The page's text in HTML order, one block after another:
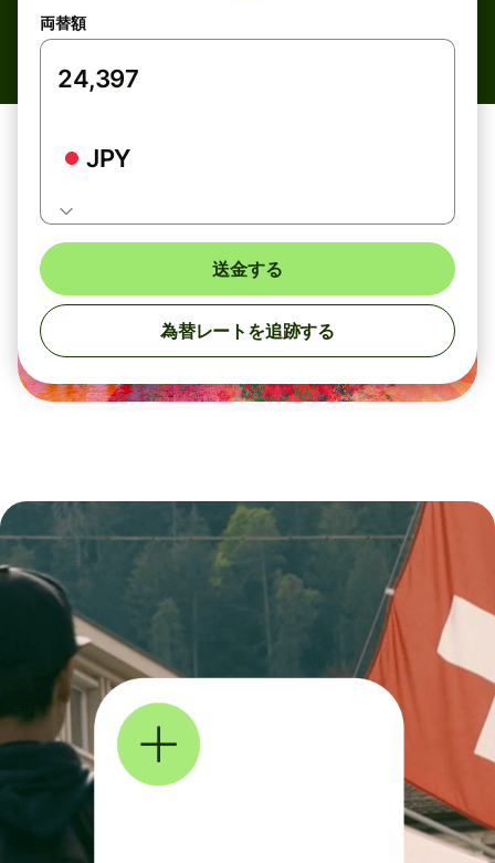
両替額
JPY
送金する
為替レートを追跡する